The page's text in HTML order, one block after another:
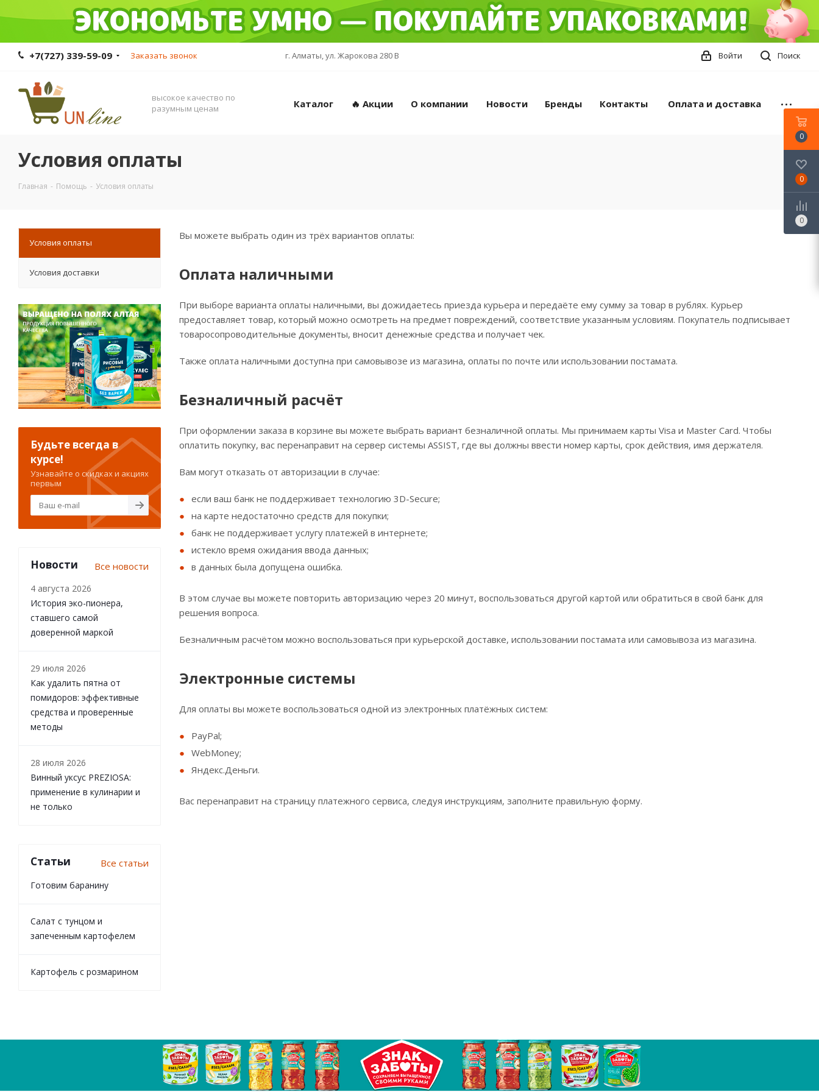
+7(727) 339-59-09 Заказать звонок г. Алматы, ул. Жарокова 280 В Поиск
Войти
высокое качество по
разумным ценам
Каталог 🔥 Акции О компании Новости Бренды Контакты Оплата и доставка
Условия оплаты
Главная - Помощь - Условия оплаты
Вы можете выбрать один из трёх вариантов оплаты:
Оплата наличными
При выборе варианта оплаты наличными, вы дожидаетесь приезда курьера и передаёте ему сумму за товар в рублях. Курьер
предоставляет товар, который можно осмотреть на предмет повреждений, соответствие указанным условиям. Покупатель подписывает
товаросопроводительные документы, вносит денежные средства и получает чек.
Также оплата наличными доступна при самовывозе из магазина, оплаты по почте или использовании постамата.
Безналичный расчёт
При оформлении заказа в корзине вы можете выбрать вариант безналичной оплаты. Мы принимаем карты Visa и Master Card. Чтобы
оплатить покупку, вас перенаправит на сервер системы ASSIST, где вы должны ввести номер карты, срок действия, имя держателя.
Вам могут отказать от авторизации в случае:
если ваш банк не поддерживает технологию 3D-Secure;
на карте недостаточно средств для покупки;
банк не поддерживает услугу платежей в интернете;
истекло время ожидания ввода данных;
в данных была допущена ошибка.
В этом случае вы можете повторить авторизацию через 20 минут, воспользоваться другой картой или обратиться в свой банк для
решения вопроса.
Безналичным расчётом можно воспользоваться при курьерской доставке, использовании постамата или самовывоза из магазина.
Электронные системы
Для оплаты вы можете воспользоваться одной из электронных платёжных систем:
PayPal;
WebMoney;
Яндекс.Деньги.
Вас перенаправит на страницу платежного сервиса, следуя инструкциям, заполните правильную форму.
Условия оплаты
Условия доставки
Будьте всегда в
курсе!
Узнавайте о скидках и акциях
первым
Новости Все новости
4 августа 2026
История эко-пионера,
ставшего самой
доверенной маркой
29 июля 2026
Как удалить пятна от
помидоров: эффективные
средства и проверенные
методы
28 июля 2026
Винный уксус PREZIOSA:
применение в кулинарии и
не только
Статьи Все статьи
Готовим баранину
Салат с тунцом и
запеченным картофелем
Картофель с розмарином
0
0
0